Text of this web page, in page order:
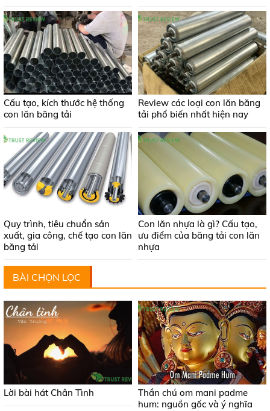
Cấu tạo, kích thước hệ thống
con lăn băng tải
Review các loại con lăn băng
tải phổ biến nhất hiện nay
Quy trình, tiêu chuẩn sản
xuất, gia công, chế tạo con lăn
băng tải
Con lăn nhựa là gì? Cấu tạo,
ưu điểm của băng tải con lăn
nhựa
BÀI CHỌN LỌC
Lời bài hát Chân Tình
Thần chú om mani padme
hum: nguồn gốc và ý nghĩa